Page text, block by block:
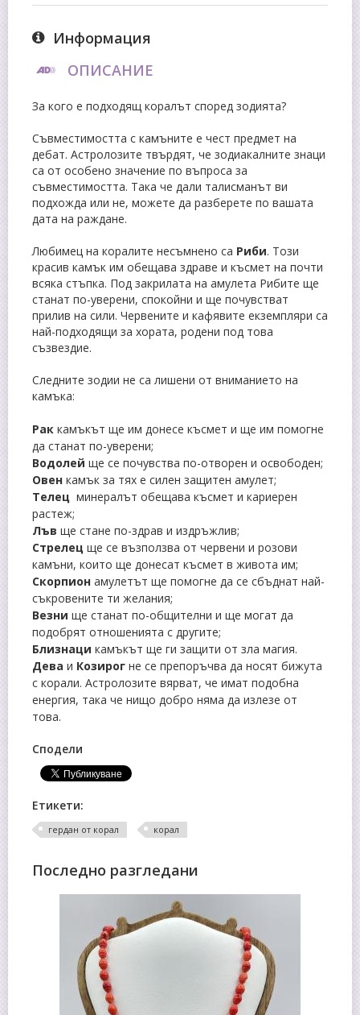
Информация
ОПИСАНИЕ
За кого е подходящ коралът според зодията?
Съвместимостта с камъните е чест предмет на
дебат. Астролозите твърдят, че зодиакалните знаци
са от особено значение по въпроса за
съвместимостта. Така че дали талисманът ви
подхожда или не, можете да разберете по вашата
дата на раждане.
Любимец на коралите несъмнено са Риби. Този
красив камък им обещава здраве и късмет на почти
всяка стъпка. Под закрилата на амулета Рибите ще
станат по-уверени, спокойни и ще почувстват
прилив на сили. Червените и кафявите екземпляри са
най-подходящи за хората, родени под това
съзвездие.
Следните зодии не са лишени от вниманието на
камъка:
Рак камъкът ще им донесе късмет и ще им помогне
да станат по-уверени;
Водолей ще се почувства по-отворен и освободен;
Овен камък за тях е силен защитен амулет;
Телец минералът обещава късмет и кариерен
растеж;
Лъв ще стане по-здрав и издръжлив;
Стрелец ще се възползва от червени и розови
камъни, които ще донесат късмет в живота им;
Скорпион амулетът ще помогне да се сбъднат най-
съкровените ти желания;
Везни ще станат по-общителни и ще могат да
подобрят отношенията с другите;
Близнаци камъкът ще ги защити от зла магия.
Дева и Козирог не се препоръчва да носят бижута
с корали. Астролозите вярват, че имат подобна
енергия, така че нищо добро няма да излезе от
това.
Сподели
Етикети:
гердан от корал корал
Последно разгледани